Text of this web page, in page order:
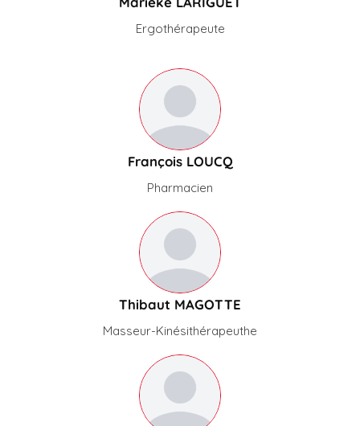
Ergothérapeute
François LOUCQ
Pharmacien
Thibaut MAGOTTE
Masseur-Kinésithérapeuthe